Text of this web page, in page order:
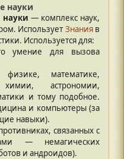
науки
науки — комплекс наук,
Использует Знанияв
Используется для:
умение для вызова
математике,
астрономии,
и тому подобное.
и компьютеры (за
навыки).
связанных с
— немагических
и андроидов).